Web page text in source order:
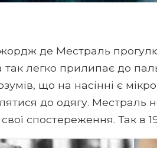
де Местраль
так легко прилипає до
що на насінні є
до одягу. Местраль
спостереження. Так в